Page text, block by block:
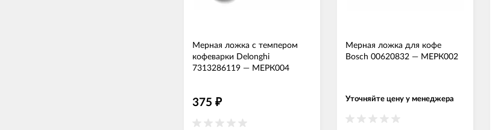
Мерная ложка с темпером
кофеварки Delonghi
7313286119 — МЕРК004
375 ₽
Мерная ложка для кофе
Bosch 00620832 — МЕРК002
Уточняйте цену у менеджера